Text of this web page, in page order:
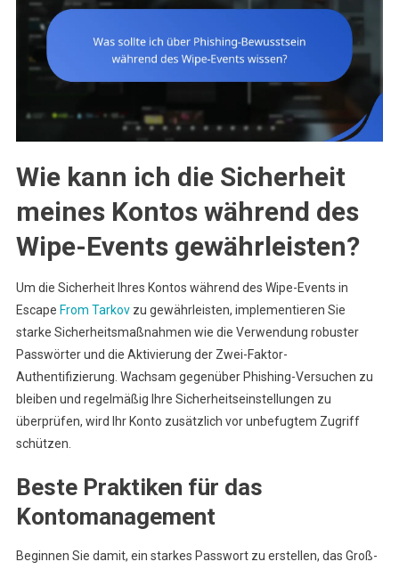
Wie kann ich die Sicherheit
meines Kontos während des
Wipe-Events gewährleisten?
Um die Sicherheit Ihres Kontos während des Wipe-Events in
Escape From Tarkovzu gewährleisten, implementieren Sie
starke Sicherheitsmaßnahmen wie die Verwendung robuster
Passwörter und die Aktivierung der Zwei-Faktor-
Authentifizierung. Wachsam gegenüber Phishing-Versuchen zu
bleiben und regelmäßig Ihre Sicherheitseinstellungen zu
überprüfen, wird Ihr Konto zusätzlich vor unbefugtem Zugriff
schützen.
Beste Praktiken für das
Kontomanagement
Beginnen Sie damit, ein starkes Passwort zu erstellen, das Groß-